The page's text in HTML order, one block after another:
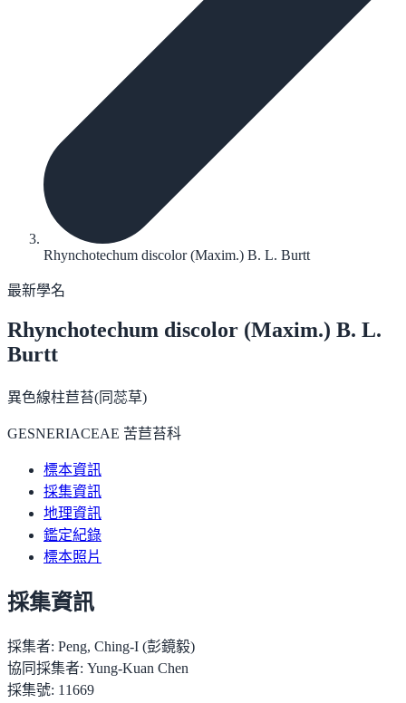
Rhynchotechum discolor (Maxim.) B. L. Burtt
最新學名
Rhynchotechum discolor (Maxim.) B. L.
Burtt
異色線柱苣苔(同蕊草)
GESNERIACEAE 苦苣苔科
標本資訊
採集資訊
地理資訊
鑑定紀錄
標本照片
採集資訊
採集者: Peng, Ching-I (彭鏡毅)
協同採集者: Yung-Kuan Chen
採集號: 11669